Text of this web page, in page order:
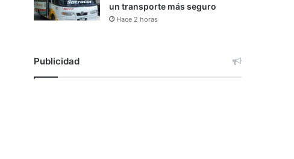
un transporte más seguro
Hace 2 horas
Publicidad